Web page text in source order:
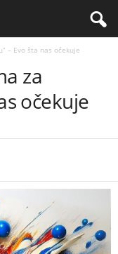
– Evo šta nas očekuje
za
očekuje